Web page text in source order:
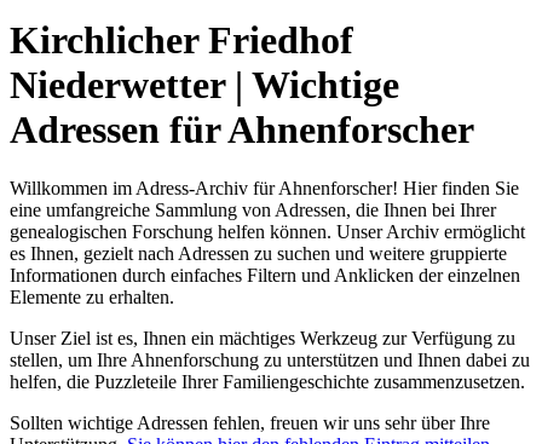
Kirchlicher Friedhof
Niederwetter | Wichtige
Adressen für Ahnenforscher
Willkommen im Adress-Archiv für Ahnenforscher! Hier finden Sie
eine umfangreiche Sammlung von Adressen, die Ihnen bei Ihrer
genealogischen Forschung helfen können. Unser Archiv ermöglicht
es Ihnen, gezielt nach Adressen zu suchen und weitere gruppierte
Informationen durch einfaches Filtern und Anklicken der einzelnen
Elemente zu erhalten.
Unser Ziel ist es, Ihnen ein mächtiges Werkzeug zur Verfügung zu
stellen, um Ihre Ahnenforschung zu unterstützen und Ihnen dabei zu
helfen, die Puzzleteile Ihrer Familiengeschichte zusammenzusetzen.
Sollten wichtige Adressen fehlen, freuen wir uns sehr über Ihre